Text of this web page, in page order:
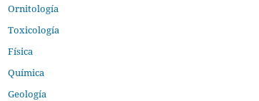
Ornitología
Toxicología
Física
Química
Geología